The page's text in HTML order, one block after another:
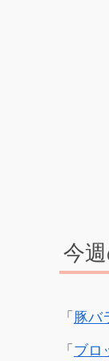
今
「 豚バ
「 ブロ